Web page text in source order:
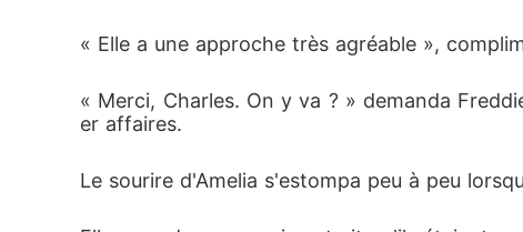
« Elle a une approche très agréable »,
« Merci, Charles. On y va ? » demanda
er affaires.
Le sourire d'Amelia s'estompa peu à peu